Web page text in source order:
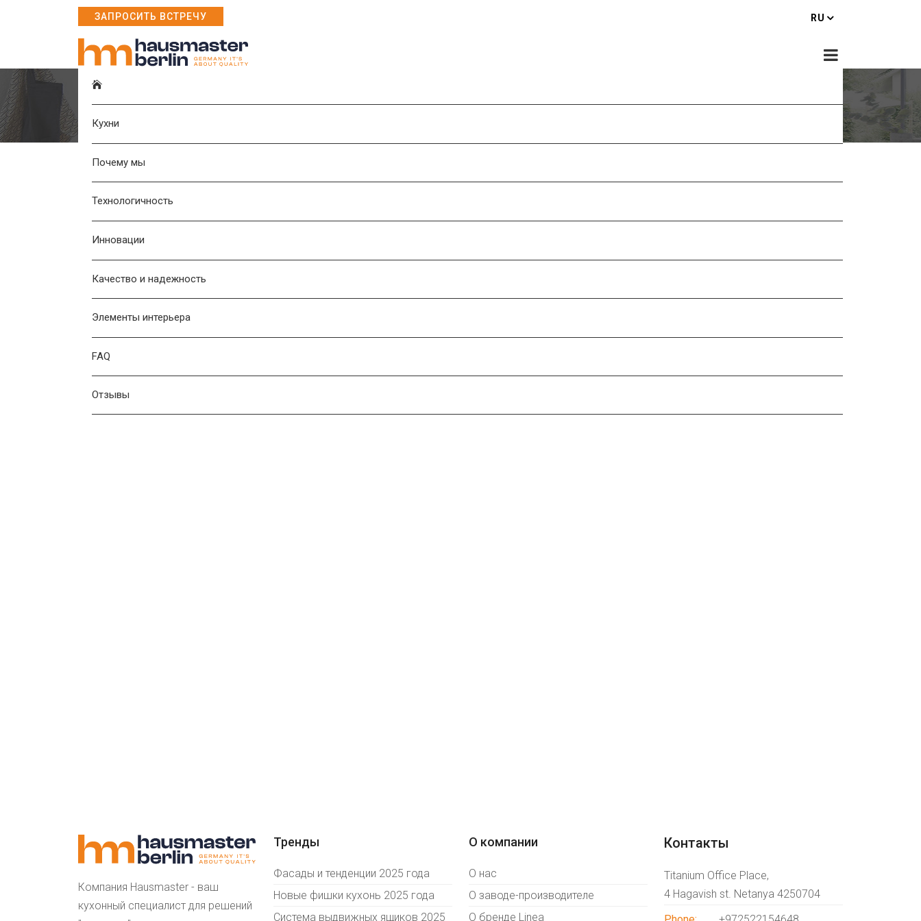
ЗАПРОСИТЬ ВСТРЕЧУ RU
Кухни
Почему мы
Технологичность
Инновации
Качество и надежность
Элементы интерьера
FAQ
Отзывы
Контакты
Напишите нам
Email:
Info@hausmaster.co.il
Компания Hausmaster - ваш
кухонный специалист для решений
Тренды
Фасады и тенденции 2025 года
Новые фишки кухонь 2025 года
Система выдвижных ящиков 2025
О компании
О нас
О заводе-производителе
О бренде Linea
Контакты
Titanium Office Place,
4 Hagavish st. Netanya 4250704